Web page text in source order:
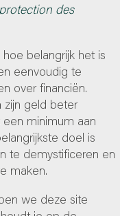
des
belangrijk het is
eenvoudig te
over financiën.
zijn geld beter
minimum aan
doel is
te demystificeren en
maken.
we deze site